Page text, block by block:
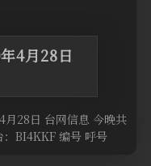
4月28日
月28日 台网信息 今晚共
：BI4KKF 编号 呼号